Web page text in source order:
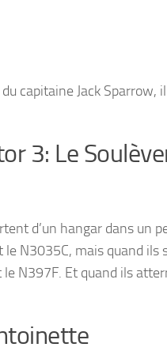
capitaine Jack
3: Le
d’un hangar dans un
le N3035C, mais quand
le N397F. Et quand ils